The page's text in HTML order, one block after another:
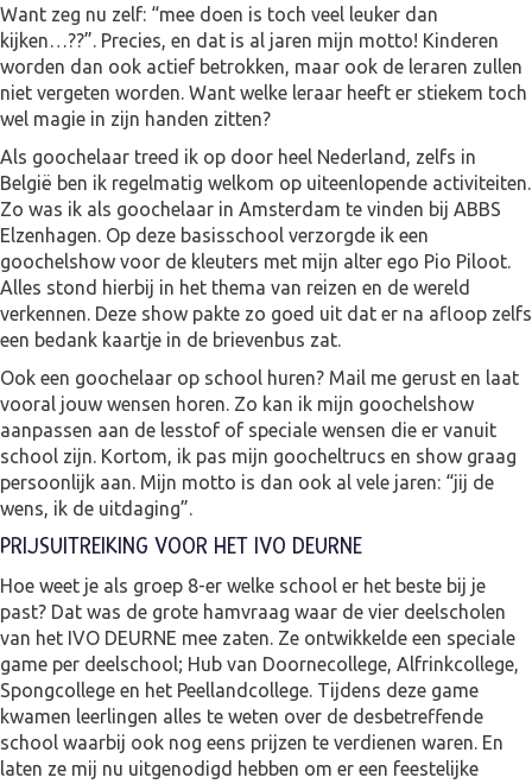
Want zeg nu zelf: “mee doen is toch veel leuker dan
kijken…??”. Precies, en dat is al jaren mijn motto! Kinderen
worden dan ook actief betrokken, maar ook de leraren zullen
niet vergeten worden. Want welke leraar heeft er stiekem toch
wel magie in zijn handen zitten?
Als goochelaar treed ik op door heel Nederland, zelfs in
België ben ik regelmatig welkom op uiteenlopende activiteiten.
Zo was ik als goochelaar in Amsterdam te vinden bij ABBS
Elzenhagen. Op deze basisschool verzorgde ik een
goochelshow voor de kleuters met mijn alter ego Pio Piloot.
Alles stond hierbij in het thema van reizen en de wereld
verkennen. Deze show pakte zo goed uit dat er na afloop zelfs
een bedank kaartje in de brievenbus zat.
Ook een goochelaar op school huren? Mail me gerust en laat
vooral jouw wensen horen. Zo kan ik mijn goochelshow
aanpassen aan de lesstof of speciale wensen die er vanuit
school zijn. Kortom, ik pas mijn goocheltrucs en show graag
persoonlijk aan. Mijn motto is dan ook al vele jaren: “jij de
wens, ik de uitdaging”.
PRIJSUITREIKING VOOR HET IVO DEURNE
Hoe weet je als groep 8-er welke school er het beste bij je
past? Dat was de grote hamvraag waar de vier deelscholen
van het IVO DEURNE mee zaten. Ze ontwikkelde een speciale
game per deelschool; Hub van Doornecollege, Alfrinkcollege,
Spongcollege en het Peellandcollege. Tijdens deze game
kwamen leerlingen alles te weten over de desbetreffende
school waarbij ook nog eens prijzen te verdienen waren. En
laten ze mij nu uitgenodigd hebben om er een feestelijke